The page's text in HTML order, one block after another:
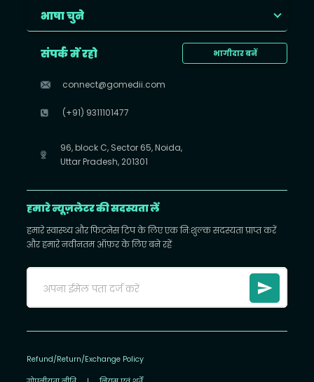
भाषा चुने
भागीदार बनें
संपर्क में रहो
connect@gomedii.com
(+91) 9311101477
96, block C, Sector 65, Noida,
Uttar Pradesh, 201301
हमारे न्यूज़लेटर की सदस्यता लें
हमारे स्वास्थ्य और फिटनेस टिप के लिए एक निःशुल्क सदस्यता प्राप्त करें
और हमारे नवीनतम ऑफ़र के लिए बने रहें
Refund/Return/Exchange Policy